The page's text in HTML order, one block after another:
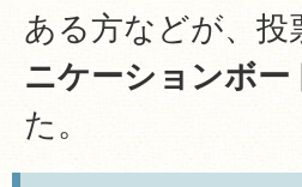
ある方などが、
ニケーションボー
た。